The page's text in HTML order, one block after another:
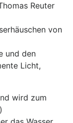
Reuter
von
und den
Licht,
wird zum